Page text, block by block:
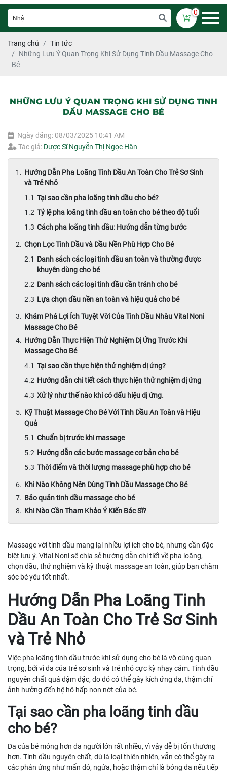
0
Trang chủ
Tin tức
Những Lưu Ý Quan Trọng Khi Sử Dụng Tinh Dầu Massage Cho
Bé
NHỮNG LƯU Ý QUAN TRỌNG KHI SỬ DỤNG TINH
DẦU MASSAGE CHO BÉ
Ngày đăng: 08/03/2025 10:41 AM
Tác giả: Dược Sĩ Nguyễn Thị Ngọc Hân
Hướng Dẫn Pha Loãng Tinh Dầu An Toàn Cho Trẻ Sơ Sinh
và Trẻ Nhỏ
Tại sao cần pha loãng tinh dầu cho bé?
Tỷ lệ pha loãng tinh dầu an toàn cho bé theo độ tuổi
Cách pha loãng tinh dầu: Hướng dẫn từng bước
Chọn Lọc Tinh Dầu và Dầu Nền Phù Hợp Cho Bé
Danh sách các loại tinh dầu an toàn và thường được
khuyên dùng cho bé
Danh sách các loại tinh dầu cần tránh cho bé
Lựa chọn dầu nền an toàn và hiệu quả cho bé
Khám Phá Lợi Ích Tuyệt Vời Của Tinh Dầu Nhàu Vital Noni
Massage Cho Bé
Hướng Dẫn Thực Hiện Thử Nghiệm Dị Ứng Trước Khi
Massage Cho Bé
Tại sao cần thực hiện thử nghiệm dị ứng?
Hướng dẫn chi tiết cách thực hiện thử nghiệm dị ứng
Xử lý như thế nào khi có dấu hiệu dị ứng.
Kỹ Thuật Massage Cho Bé Với Tinh Dầu An Toàn và Hiệu
Quả
Chuẩn bị trước khi massage
Hướng dẫn các bước massage cơ bản cho bé
Thời điểm và thời lượng massage phù hợp cho bé
Khi Nào Không Nên Dùng Tinh Dầu Massage Cho Bé
Bảo quản tinh dầu massage cho bé
Khi Nào Cần Tham Khảo Ý Kiến Bác Sĩ?
Massage với tinh dầu mang lại nhiều lợi ích cho bé, nhưng cần đặc
biệt lưu ý. Vital Noni sẽ chia sẻ hướng dẫn chi tiết về pha loãng,
chọn dầu, thử nghiệm và kỹ thuật massage an toàn, giúp bạn chăm
sóc bé yêu tốt nhất.
Hướng Dẫn Pha Loãng Tinh
Dầu An Toàn Cho Trẻ Sơ Sinh
và Trẻ Nhỏ
Việc pha loãng tinh dầu trước khi sử dụng cho bé là vô cùng quan
trọng, bởi vì da của trẻ sơ sinh và trẻ nhỏ cực kỳ nhạy cảm. Tinh dầu
nguyên chất quá đậm đặc, do đó có thể gây kích ứng da, thậm chí
ảnh hưởng đến hệ hô hấp non nớt của bé.
Tại sao cần pha loãng tinh dầu
cho bé?
Da của bé mỏng hơn da người lớn rất nhiều, vì vậy dễ bị tổn thương
hơn. Tinh dầu nguyên chất, dù là loại thiên nhiên, vẫn có thể gây ra
các phản ứng như mẩn đỏ, ngứa, hoặc thậm chí là bỏng da nếu tiếp